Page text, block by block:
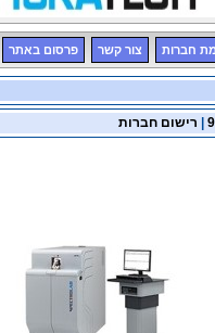
חברות צור קשר פרסום באתר
רישום חברות